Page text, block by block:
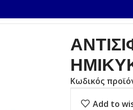
ΑΝΤΙΣΙΦΩΝΙΚΗ ΣΥΝΔΕΣΗ
Κωδικός
Add to